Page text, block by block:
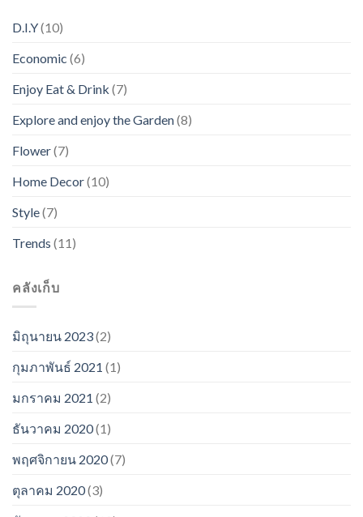
D.I.Y(10)
Economic (6)
Enjoy Eat & Drink (7)
Explore and enjoy the Garden(8)
Flower(7)
Home Decor(10)
Style(7)
Trends (11)
คลังเก็บ
มิถุนายน 2023(2)
กุมภาพันธ์ 2021 (1)
มกราคม 2021 (2)
ธันวาคม 2020(1)
พฤศจิกายน 2020(7)
ตุลาคม 2020(3)